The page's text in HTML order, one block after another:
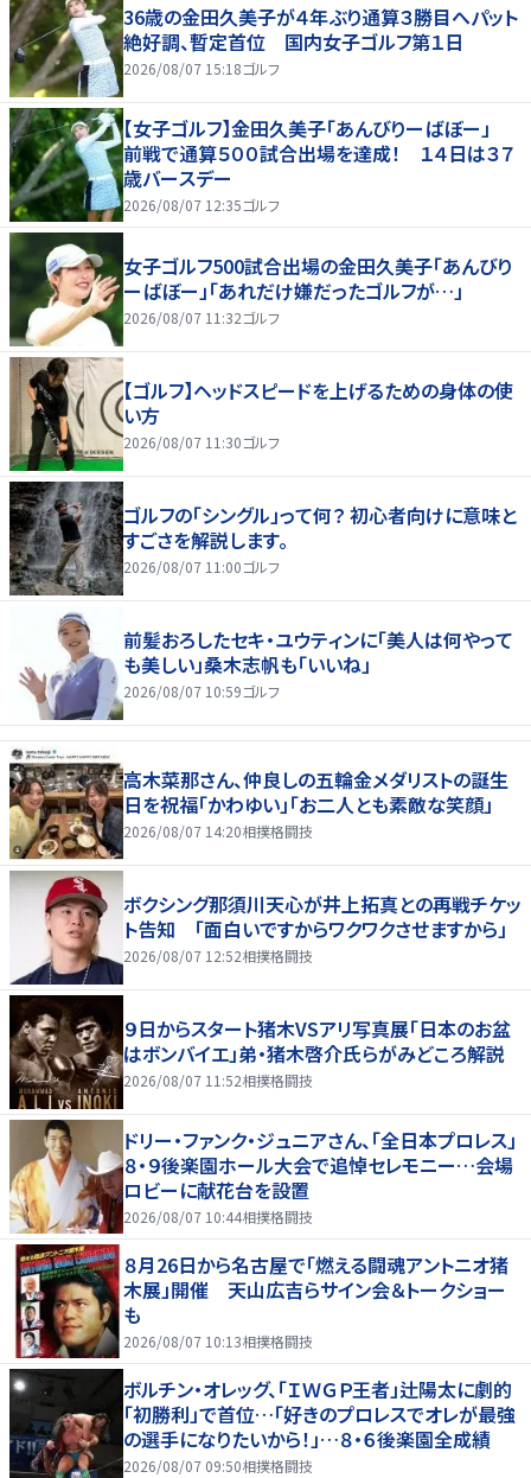
36歳の金田久美子が４年ぶり通算３勝目へパット
絶好調、暫定首位 国内女子ゴルフ第１日
2026/08/07 15:18ゴルフ
【女子ゴルフ】金田久美子「あんびりーばぼー」
前戦で通算５００試合出場を達成！ １４日は３７
歳バースデー
2026/08/07 12:35ゴルフ
女子ゴルフ500試合出場の金田久美子「あんびり
ーばぼー」「あれだけ嫌だったゴルフが…」
2026/08/07 11:32ゴルフ
【ゴルフ】ヘッドスピードを上げるための身体の使
い方
2026/08/07 11:30ゴルフ
ゴルフの「シングル」って何？ 初心者向けに意味と
すごさを解説します。
2026/08/07 11:00ゴルフ
前髪おろしたセキ・ユウティンに「美人は何やって
も美しい」桑木志帆も「いいね」
2026/08/07 10:59ゴルフ
高木菜那さん、仲良しの五輪金メダリストの誕生
日を祝福「かわゆい」「お二人とも素敵な笑顔」
2026/08/07 14:20相撲格闘技
ボクシング那須川天心が井上拓真との再戦チケッ
ト告知 「面白いですからワクワクさせますから」
2026/08/07 12:52相撲格闘技
９日からスタート猪木VSアリ写真展「日本のお盆
はボンバイエ」弟・猪木啓介氏らがみどころ解説
2026/08/07 11:52相撲格闘技
ドリー・ファンク・ジュニアさん、「全日本プロレス」
８・９後楽園ホール大会で追悼セレモニー…会場
ロビーに献花台を設置
2026/08/07 10:44相撲格闘技
８月26日から名古屋で「燃える闘魂アントニオ猪
木展」開催 天山広吉らサイン会＆トークショー
も
2026/08/07 10:13相撲格闘技
ボルチン・オレッグ、「ＩＷＧＰ王者」辻陽太に劇的
「初勝利」で首位…「好きのプロレスでオレが最強
の選手になりたいから！」…８・６後楽園全成績
2026/08/07 09:50相撲格闘技